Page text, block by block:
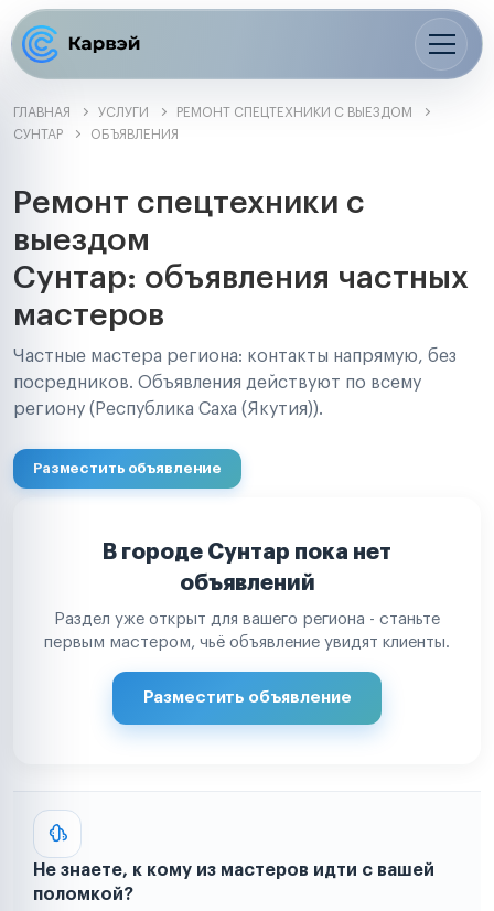
ГЛАВНАЯ УСЛУГИ
РЕМОНТ СПЕЦТЕХНИКИ С ВЫЕЗДОМ
СУНТАР
ОБЪЯВЛЕНИЯ
Ремонт спецтехники с
выездом
Сунтар: объявления частных
мастеров
Частные мастера региона: контакты напрямую, без
посредников. Объявления действуют по всему
региону (Республика Саха (Якутия)).
Разместить объявление
В городе Сунтар пока нет
объявлений
Раздел уже открыт для вашего региона - станьте
первым мастером, чьё объявление увидят клиенты.
Разместить объявление
Не знаете, к кому из мастеров идти с вашей
поломкой?